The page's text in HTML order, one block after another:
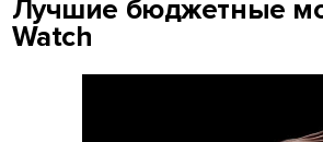
Лучшие бюджетные
Watch